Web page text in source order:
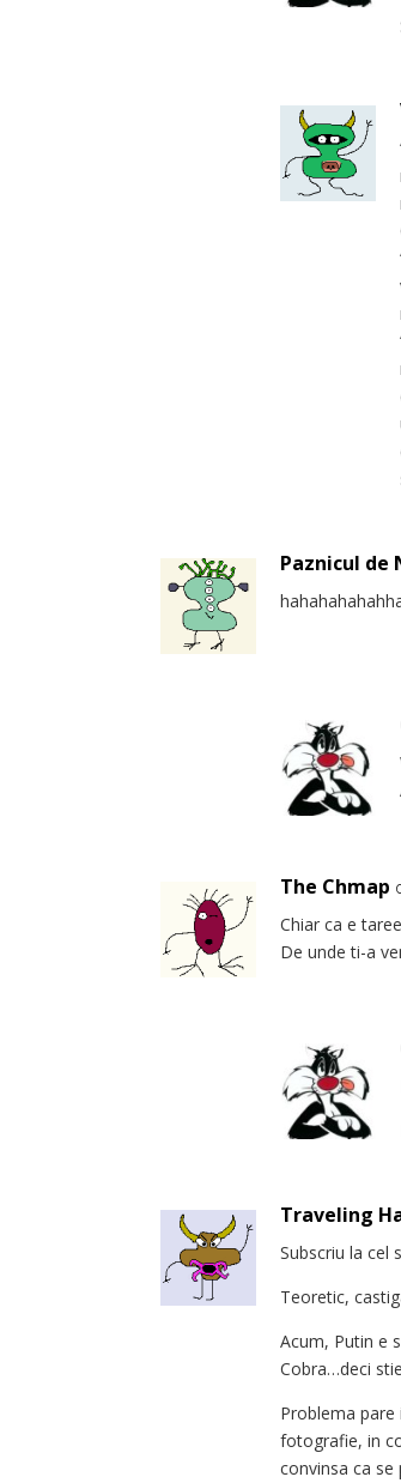
Paznicul de
The Chmap
Chiar ca e
De unde ti-a
Traveling
Subscriu la cel
Teoretic,
Acum, Putin e
Cobra…deci
Problema
fotografie, in
convinsa ca